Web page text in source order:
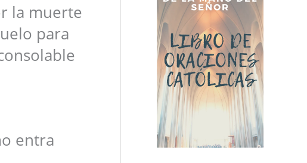
la muerte
para
entra